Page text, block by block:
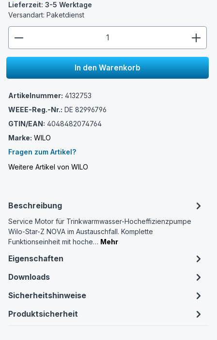
Lieferzeit: 3-5 Werktage
Versandart: Paketdienst
In den Warenkorb
Artikelnummer: 4132753
WEEE-Reg.-Nr.: DE 82996796
GTIN/EAN: 4048482074764
Marke: WILO
Fragen zum Artikel?
Weitere Artikel von WILO
Beschreibung
Service Motor für Trinkwarmwasser-Hocheffizienzpumpe
Wilo-Star-Z NOVA im Austauschfall. Komplette
Funktionseinheit mit hoche… Mehr
Eigenschaften
Downloads
Sicherheitshinweise
Produktsicherheit